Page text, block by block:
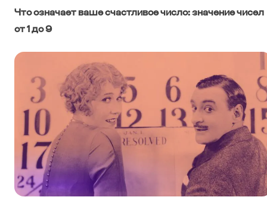
Что означает ваше счастливое число: значение чисел
от 1 до 9